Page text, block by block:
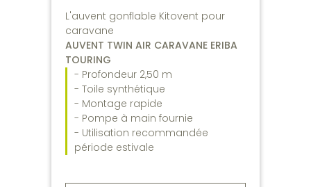
L'auvent gonflable Kitovent pour
caravane
AUVENT TWIN AIR CARAVANE ERIBA
TOURING
- Profondeur 2,50 m
- Toile synthétique
- Montage rapide
- Pompe à main fournie
- Utilisation recommandée
période estivale